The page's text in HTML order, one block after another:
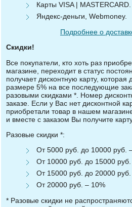
Карты VISA | MASTERCARD.
Яндекс-деньги, Webmoney.
Подробнее о
Скидки!
Все покупатели, кто хоть раз
магазине, переходит в статус
получает дисконтную карту, которая
размере 5% на все последующие
разовыми скидками *. Номер
заказе. Если у Вас нет дисконтной
приобретали товар в нашем
и вместе с заказом Вы получите
Разовые скидки *:
От 5000 руб. до 10000 руб.
От 10000 руб. до 15000
От 15000 руб. до 20000
От 20000 руб. – 10%
* Разовые скидки не